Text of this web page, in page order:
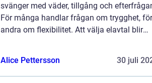
svänger med väder, tillgång och
För många handlar frågan om trygghet, för
andra om flexibilitet. Att välja elavtal blir
Alice Pettersson
30 juli